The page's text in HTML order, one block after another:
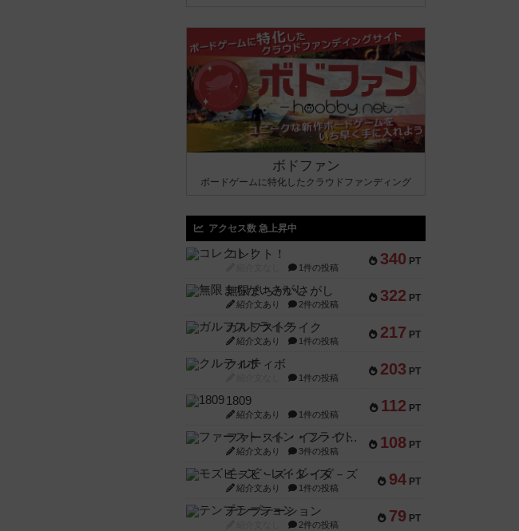
ボドファン
ボードゲームに特化したクラウドファンディング
アクセス数 急上昇中
340 PT
コレクト！
1件の投稿
322 PT
無限まちがいさがし
紹介文あり 2件の投稿
217 PT
ガルフストライク
紹介文あり 1件の投稿
203 PT
クルティボ
1件の投稿
112 PT
1809
紹介文あり 1件の投稿
108 PT
ファースト・イン・フライト
紹介文あり 3件の投稿
94 PT
モズビ－ズ・レイダ－ズ
紹介文あり 1件の投稿
79 PT
テンプテーション
2件の投稿